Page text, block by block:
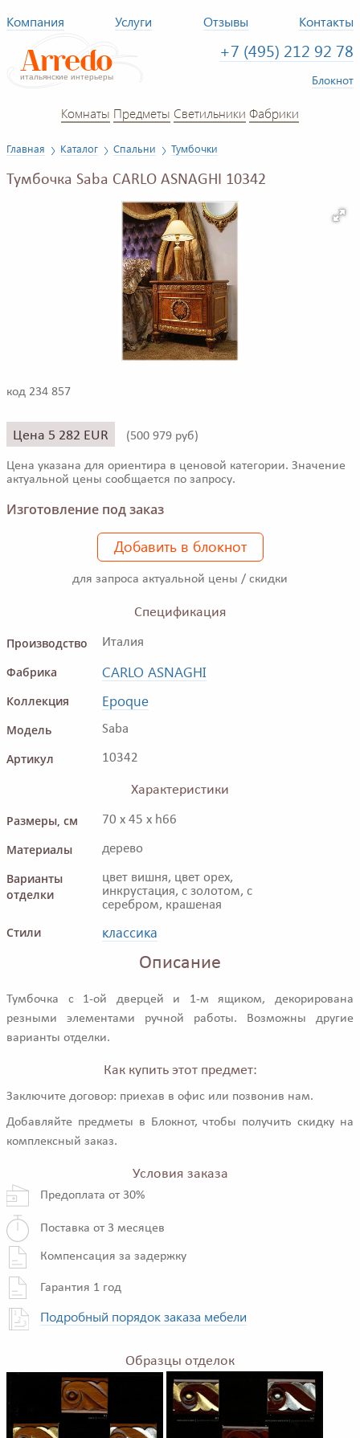
Компания Услуги Отзывы Контакты
+7 (495) 212 92 78
Блокнот
Комнаты Предметы Светильники Фабрики
Главная Каталог Спальни Тумбочки
Тумбочка Saba CARLO ASNAGHI 10342
код 234 857
Цена 5 282 EUR (500 979 руб)
Цена указана для ориентира в ценовой категории. Значение
актуальной цены сообщается по запросу.
Изготовление под заказ
Добавить в блокнот
для запроса актуальной цены / скидки
Спецификация
Производство
Италия
Фабрика CARLO ASNAGHI
Коллекция Epoque
Модель Saba
Артикул 10342
Характеристики
Размеры, см
70 x 45 x h66
Материалы дерево
Варианты
отделки
цвет вишня, цвет орех,
инкрустация, с золотом, с
серебром, крашеная
Стили классика
Описание
Тумбочка с 1-ой дверцей и 1-м ящиком, декорирована
резными элементами ручной работы. Возможны другие
варианты отделки.
Как купить этот предмет:
Заключите договор: приехав в офис или позвонив нам.
Добавляйте предметы в Блокнот, чтобы получить скидку на
комплексный заказ.
Условия заказа
Предоплата от 30%
Поставка от 3 месяцев
Компенсация за задержку
Гарантия 1 год
Подробный порядок заказа мебели
Образцы отделок